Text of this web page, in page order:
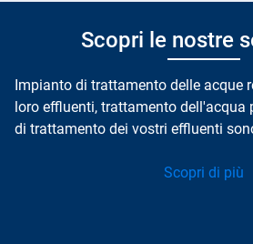
Scopri le nostre
Impianto di trattamento delle acque
loro effluenti, trattamento dell'acqua
di trattamento dei vostri effluenti
Scopri di più